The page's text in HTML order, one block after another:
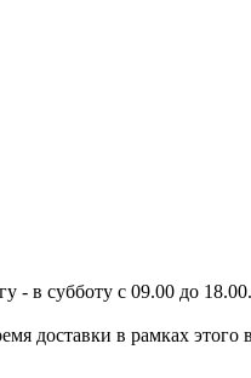
- в субботу с 09.00 до 18.00.
доставки в рамках этого